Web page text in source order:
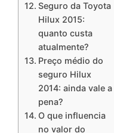
Seguro da Toyota
Hilux 2015:
quanto custa
atualmente?
Preço médio do
seguro Hilux
2014: ainda vale a
pena?
O que influencia
no valor do